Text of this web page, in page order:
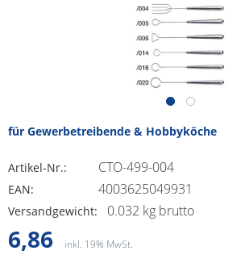
für Gewerbetreibende & Hobbyköche
Artikel-Nr.: CTO-499-004
EAN: 4003625049931
Versandgewicht: 0.032 kg brutto
6,86 inkl. 19% MwSt.